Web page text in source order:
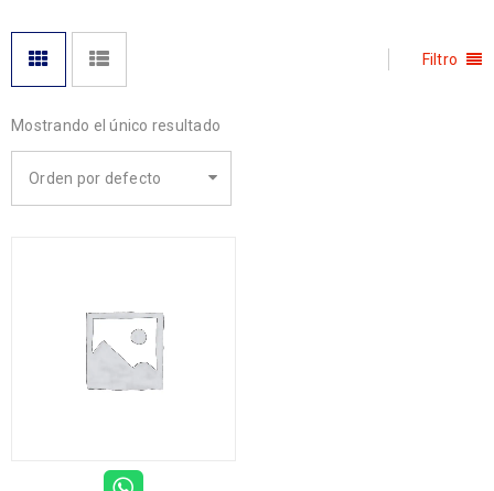
Filtro
Mostrando el único resultado
Orden por defecto